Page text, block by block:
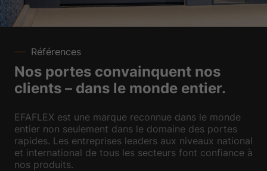
Références
Nos portes convainquent nos
clients – dans le monde entier.
EFAFLEX est une marque reconnue dans le monde
entier non seulement dans le domaine des portes
rapides. Les entreprises leaders aux niveaux national
et international de tous les secteurs font confiance à
nos produits.